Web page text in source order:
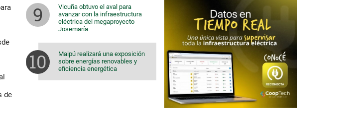
de
Vicuña obtuvo el aval para
avanzar con la infraestructura
eléctrica del megaproyecto
Josemaría
Maipú realizará una exposición
sobre energías renovables y
eficiencia energética